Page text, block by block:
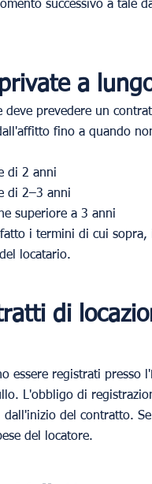
successivo a tale
a
prevedere un
fino a quando
di 2 anni
di 2–3 anni
superiore a 3 anni
i termini di cui
locatario.
di
essere registrati presso
L'obbligo di
del contratto.
del locatore.